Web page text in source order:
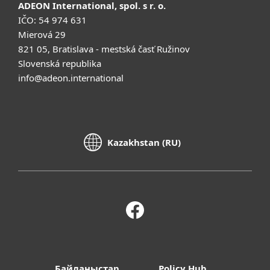
ADEON International, spol. s r. o.
IČO: 54 974 631
Mierová 29
821 05, Bratislava - mestská časť Ružinov
Slovenská republika
info@adeon.international
Kazakhstan (RU)